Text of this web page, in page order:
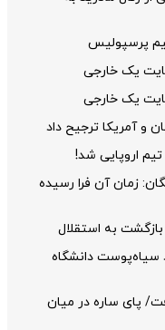
پرسپولیس
یک خارجی
یک خارجی
و آمریکا ترجیح داد
تیم اروپایی شد!
زمان آن فرا رسیده
به استقلال
سیاه‌پوست دانشگاه
پای ساره در میان